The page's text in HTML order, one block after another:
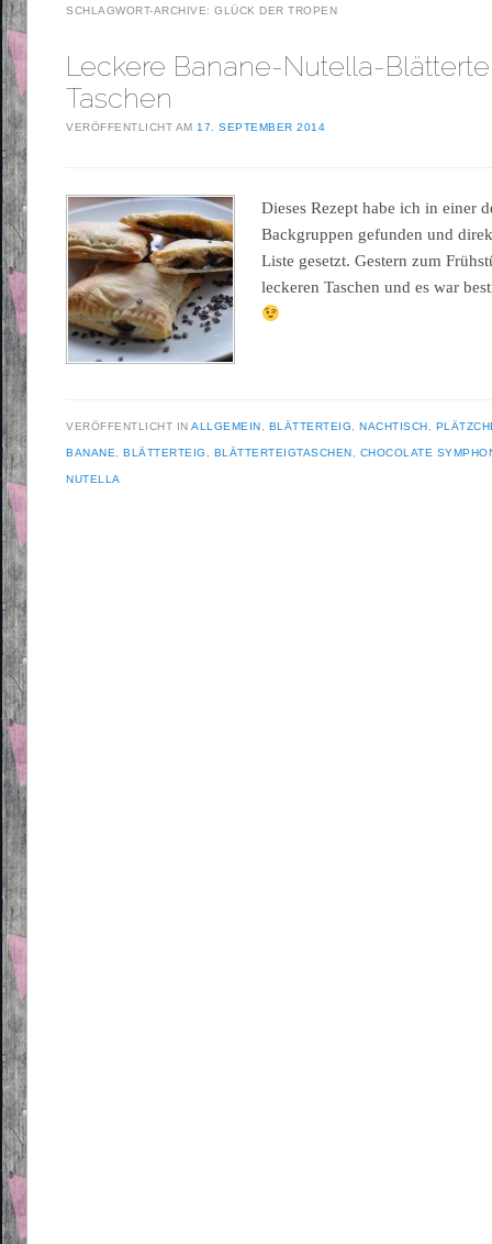
SCHLAGWORT-ARCHIVE:GLÜCK DER TROPEN
Leckere Banane-Nutella-
Taschen
VERÖFFENTLICHT AM17. SEPTEMBER 2014
Dieses Rezept habe ich in einer
Backgruppen gefunden und
Liste gesetzt. Gestern zum
leckeren Taschen und es war
VERÖFFENTLICHT INALLGEMEIN BLÄTTERTEIG ,NACHTISCH
BANANE ,BLÄTTERTEIG BLÄTTERTEIGTASCHEN CHOCOLATE
NUTELLA